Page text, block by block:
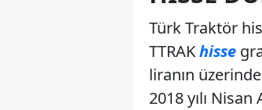
Türk Traktör
TTRAKhisse
liranın
2018 yılı Nisan